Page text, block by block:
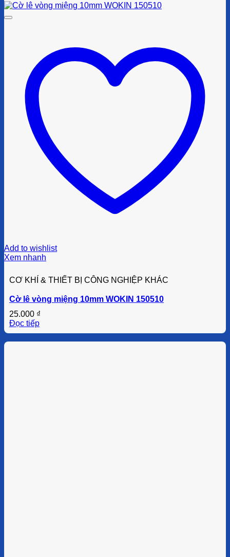
Add to wishlist
Xem nhanh
CƠ KHÍ & THIẾT BỊ CÔNG NGHIỆP KHÁC
Cờ lê vòng miệng 10mm WOKIN 150510
25.000 ₫
Đọc tiếp